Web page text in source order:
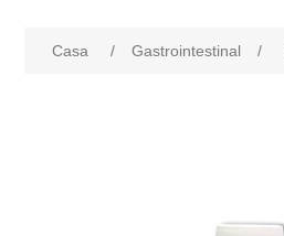
Casa / Gastrointestinal /